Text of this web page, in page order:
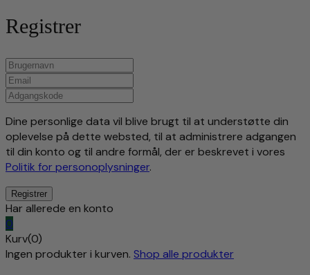
Registrer
Dine personlige data vil blive brugt til at understøtte din
oplevelse på dette websted, til at administrere adgangen
til din konto og til andre formål, der er beskrevet i vores
Politik for personoplysninger.
Har allerede en konto
0
Kurv(0)
Ingen produkter i kurven. Shop alle produkter